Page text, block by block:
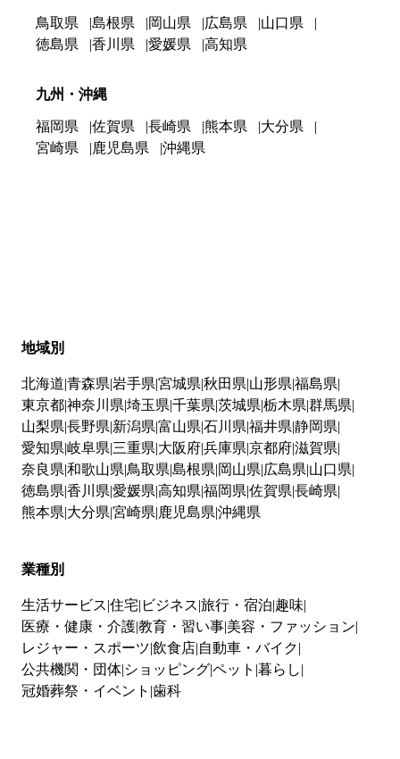
鳥取県 島根県 岡山県 広島県
山口県
徳島県
香川県 愛媛県 高知県
九州・沖縄
福岡県 佐賀県 長崎県 熊本県
大分県
宮崎県
鹿児島県 沖縄県
地域別
北海道 青森県 岩手県 宮城県 秋田県 山形県 福島県
東京都神奈川県 埼玉県 千葉県 茨城県 栃木県 群馬県
山梨県 長野県 新潟県 富山県 石川県 福井県 静岡県
愛知県 岐阜県 三重県 大阪府兵庫県 京都府滋賀県
奈良県 和歌山県 鳥取県 島根県 岡山県 広島県 山口県
徳島県 香川県 愛媛県 高知県 福岡県 佐賀県 長崎県
熊本県 大分県 宮崎県 鹿児島県 沖縄県
業種別
生活サービス 住宅 ビジネス 旅行・宿泊 趣味
医療・健康・介護教育・習い事 美容・ファッション
レジャー・スポーツ 飲食店 自動車・バイク
公共機関・団体 ショッピングペット 暮らし
冠婚葬祭・イベント 歯科